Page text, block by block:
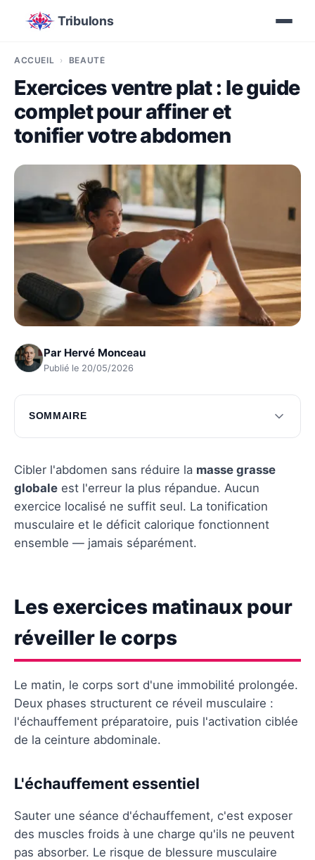
Tribulons
ACCUEIL BEAUTÉ
Exercices ventre plat : le guide
complet pour affiner et
tonifier votre abdomen
Par Hervé Monceau
Publié le 20/05/2026
SOMMAIRE
Les exercices matinaux pour réveiller le corps
La routine nocturne pour un ventre plat
Questions fréquentes
Cibler l'abdomen sans réduire la masse grasse
globale est l'erreur la plus répandue. Aucun
exercice localisé ne suffit seul. La tonification
musculaire et le déficit calorique fonctionnent
ensemble — jamais séparément.
Les exercices matinaux pour
réveiller le corps
Le matin, le corps sort d'une immobilité prolongée.
Deux phases structurent ce réveil musculaire :
l'échauffement préparatoire, puis l'activation ciblée
de la ceinture abdominale.
L'échauffement essentiel
Sauter une séance d'échauffement, c'est exposer
des muscles froids à une charge qu'ils ne peuvent
pas absorber. Le risque de blessure musculaire